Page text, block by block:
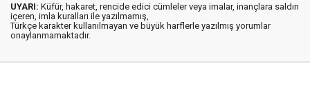
UYARI: Küfür, hakaret, rencide edici cümleler veya imalar, inançlara saldırı
içeren, imla kuralları ile yazılmamış,
Türkçe karakter kullanılmayan ve büyük harflerle yazılmış yorumlar
onaylanmamaktadır.